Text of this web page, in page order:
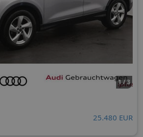
1 / 3
25.480 EUR